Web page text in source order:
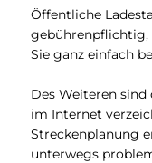
Öffentliche
gebührenpflichtig,
Sie ganz einfach
Des Weiteren
im Internet
Streckenplanung
unterwegs